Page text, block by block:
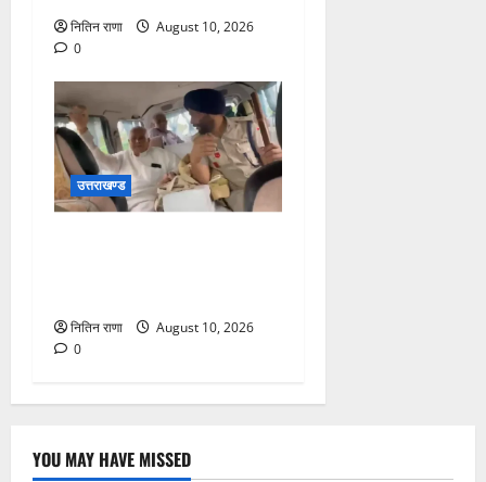
नितिन राणा
August 10, 2026
0
उत्तराखण्ड
नितिन राणा
August 10, 2026
0
YOU MAY HAVE MISSED